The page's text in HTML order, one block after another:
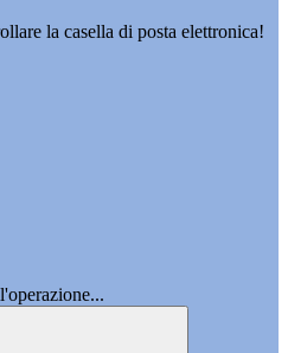
la casella di posta elettronica!